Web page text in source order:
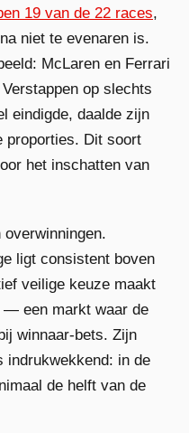
19 van de 22 races,
niet te evenaren is.
McLaren en Ferrari
op slechts
eindigde, daalde zijn
proporties. Dit soort
het inschatten van
overwinningen.
ligt consistent boven
veilige keuze maakt
— een markt waar de
winnaar-bets. Zijn
indrukwekkend: in de
de helft van de